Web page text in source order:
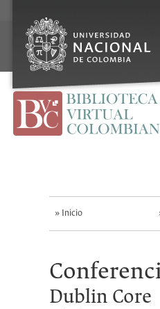
Inicio
Dublin Core